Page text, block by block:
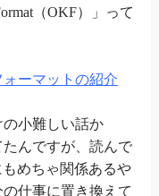
（OKF）」って
ーマットの紹介
小難しい話か
んですが、読んで
めちゃ関係あるや
仕事に置き換えて